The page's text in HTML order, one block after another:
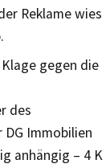
Reklame wies
gegen die
des
Immobilien
anhängig – 4 K